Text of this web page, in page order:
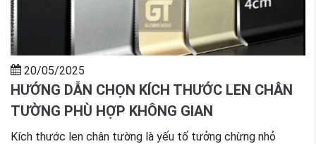
20/05/2025
HƯỚNG DẪN CHỌN KÍCH THƯỚC LEN CHÂN
TƯỜNG PHÙ HỢP KHÔNG GIAN
Kích thước len chân tường là yếu tố tưởng chừng nhỏ